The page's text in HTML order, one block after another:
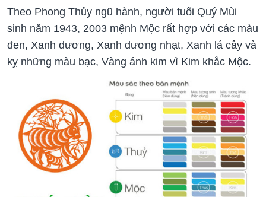
Theo Phong Thủy ngũ hành, người tuổi Quý Mùi
sinh năm 1943, 2003 mệnh Mộc rất hợp với các màu
đen, Xanh dương, Xanh dương nhạt, Xanh lá cây và
kỵ những màu bạc, Vàng ánh kim vì Kim khắc Mộc.